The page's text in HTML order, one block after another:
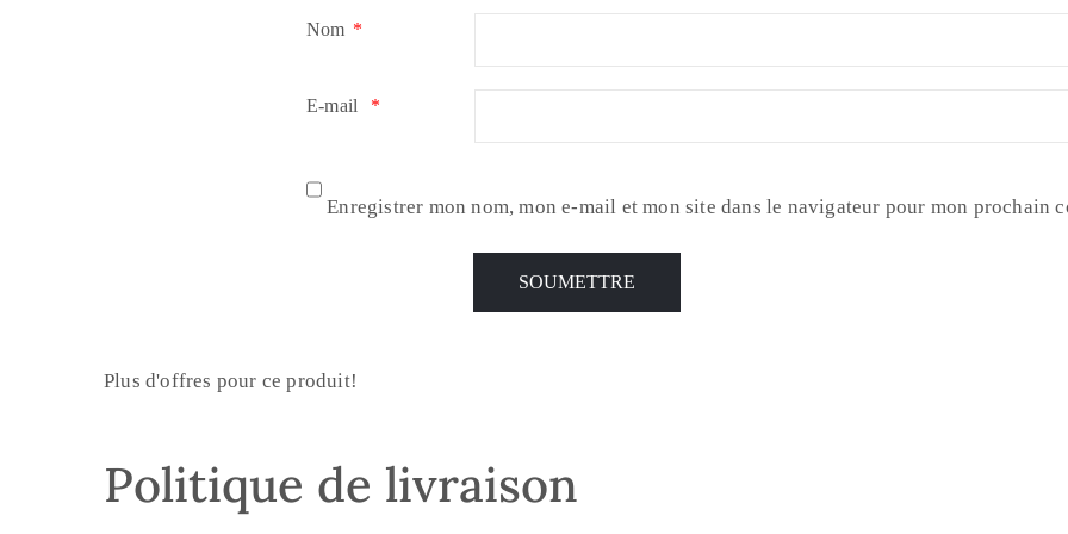
Nom *
E-mail *
Enregistrer mon nom, mon e-mail et mon site dans le navigateur pour mon prochain
Plus d'offres pour ce produit!
Politique de livraison